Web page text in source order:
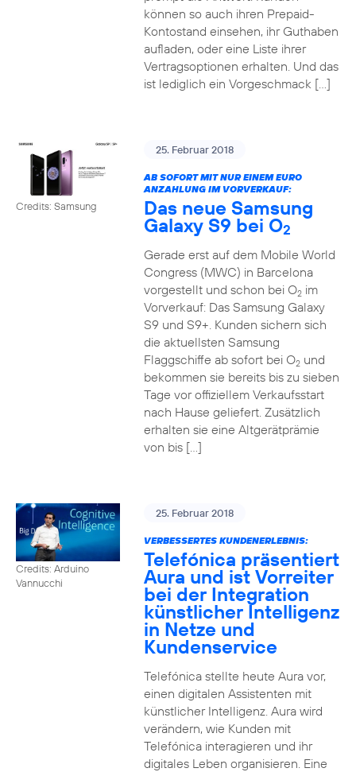
können so auch ihren Prepaid-
Kontostand einsehen, ihr Guthaben
aufladen, oder eine Liste ihrer
Vertragsoptionen erhalten. Und das
ist lediglich ein Vorgeschmack […]
Credits: Samsung
25. Februar 2018
AB SOFORT MIT NUR EINEM EURO
ANZAHLUNG IM VORVERKAUF:
Das neue Samsung
Galaxy S9 bei O2
Gerade erst auf dem Mobile World
Congress (MWC) in Barcelona
vorgestellt und schon bei O2im
Vorverkauf: Das Samsung Galaxy
S9 und S9+. Kunden sichern sich
die aktuellsten Samsung
Flaggschiffe ab sofort bei O2und
bekommen sie bereits bis zu sieben
Tage vor offiziellem Verkaufsstart
nach Hause geliefert. Zusätzlich
erhalten sie eine Altgerätprämie
von bis […]
Credits: Arduino
Vannucchi
25. Februar 2018
VERBESSERTES KUNDENERLEBNIS:
Telefónica präsentiert
Aura und ist Vorreiter
bei der Integration
künstlicher Intelligenz
in Netze und
Kundenservice
Telefónica stellte heute Aura vor,
einen digitalen Assistenten mit
künstlicher Intelligenz. Aura wird
verändern, wie Kunden mit
Telefónica interagieren und ihr
digitales Leben organisieren. Eine